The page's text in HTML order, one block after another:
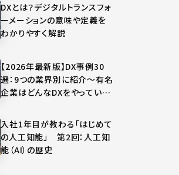
DXとは？デジタルトランスフォ
ーメーションの意味や定義を
わかりやすく解説
【2026年最新版】DX事例30
選：9つの業界別に紹介～有名
企業はどんなDXをやってい
入社1年目が教わる「はじめて
の人工知能」 第2回：人工知
能（AI）の歴史